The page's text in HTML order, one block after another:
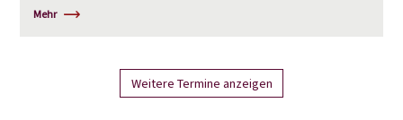
Mehr
Weitere Termine anzeigen